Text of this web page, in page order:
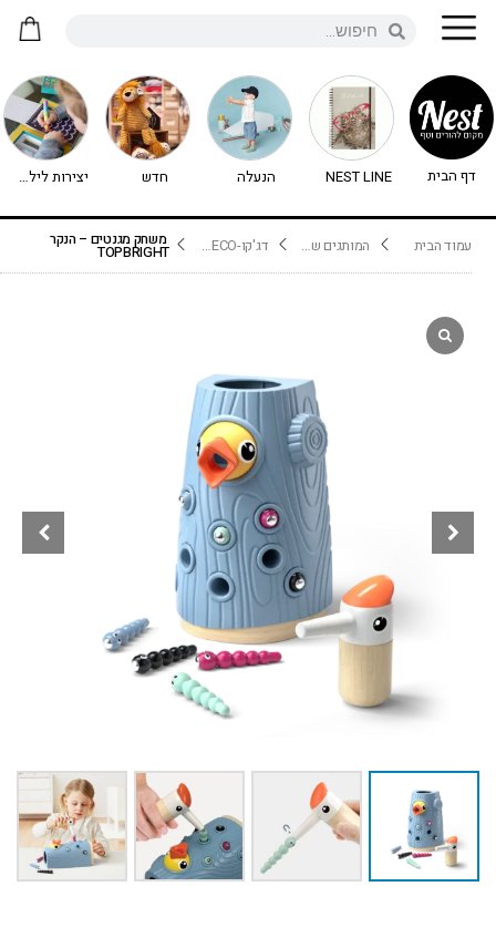
דף הבית NEST LINE הנעלה חדש יצירות לילדים - יצירה לילדים
עמוד הבית המותגים שלנו דג'קו-DJECO נימיגו משחק מגנטים – הנקר
TOPBRIGHT